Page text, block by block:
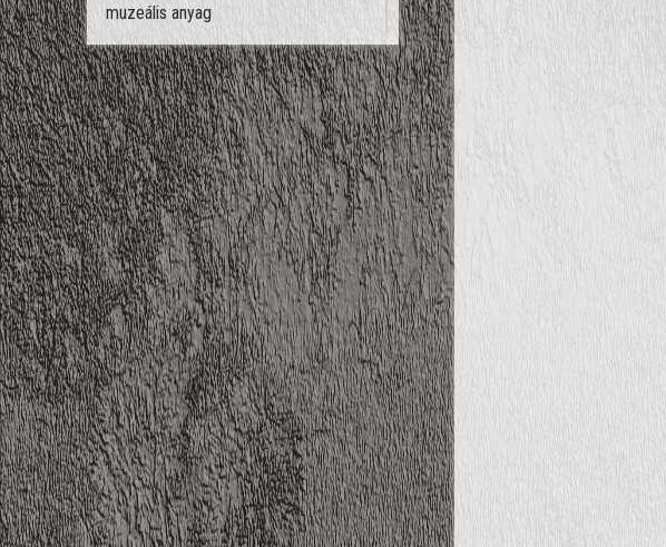
muzeális anyag